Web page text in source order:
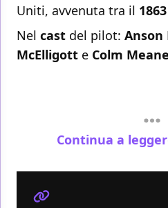
Uniti, avvenuta tra il 1863
Nel cast del pilot:
McElligott e Colm
Continua a